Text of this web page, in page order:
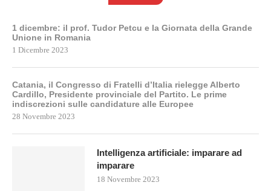
1 dicembre: il prof. Tudor Petcu e la Giornata della Grande
Unione in Romania
1 Dicembre 2023
Catania, il Congresso di Fratelli d’Italia rielegge Alberto
Cardillo, Presidente provinciale del Partito. Le prime
indiscrezioni sulle candidature alle Europee
28 Novembre 2023
Intelligenza artificiale: imparare ad
imparare
18 Novembre 2023